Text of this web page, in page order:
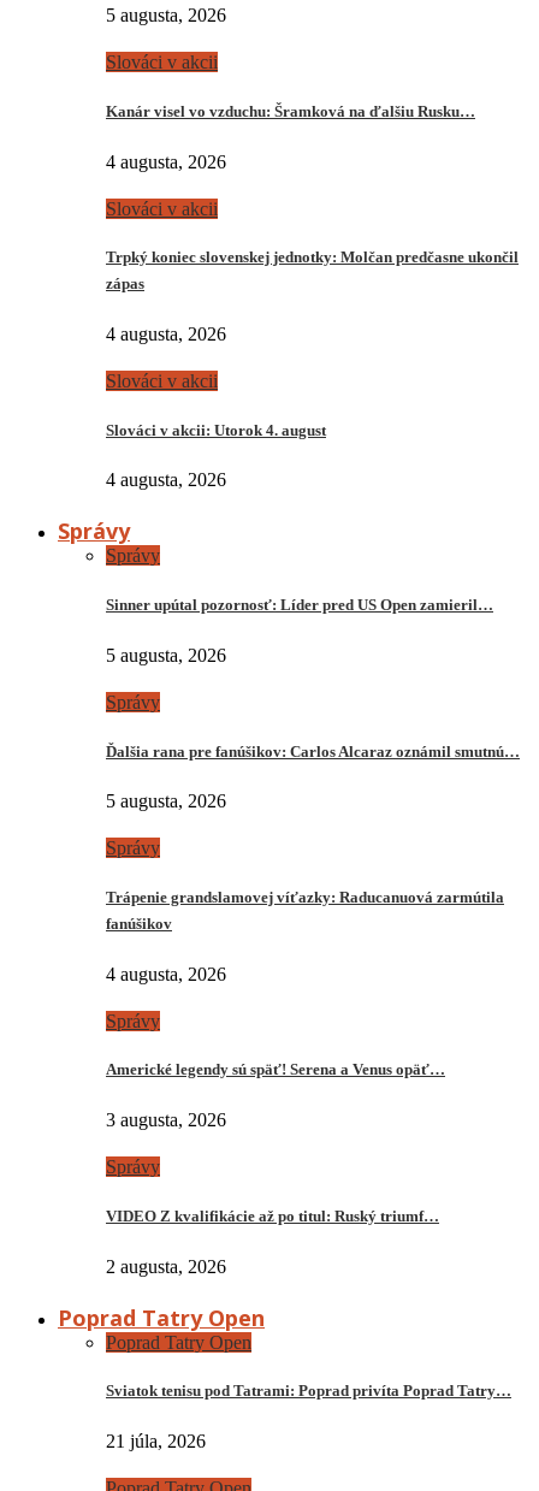
5 augusta, 2026
Slováci v akcii
Kanár visel vo vzduchu: Šramková na ďalšiu Rusku…
4 augusta, 2026
Slováci v akcii
Trpký koniec slovenskej jednotky: Molčan predčasne ukončil
zápas
4 augusta, 2026
Slováci v akcii
Slováci v akcii: Utorok 4. august
4 augusta, 2026
Správy
Správy
Sinner upútal pozornosť: Líder pred US Open zamieril…
5 augusta, 2026
Správy
Ďalšia rana pre fanúšikov: Carlos Alcaraz oznámil smutnú…
5 augusta, 2026
Správy
Trápenie grandslamovej víťazky: Raducanuová zarmútila
fanúšikov
4 augusta, 2026
Správy
Americké legendy sú späť! Serena a Venus opäť…
3 augusta, 2026
Správy
VIDEO Z kvalifikácie až po titul: Ruský triumf…
2 augusta, 2026
Poprad Tatry Open
Poprad Tatry Open
Sviatok tenisu pod Tatrami: Poprad privíta Poprad Tatry…
21 júla, 2026